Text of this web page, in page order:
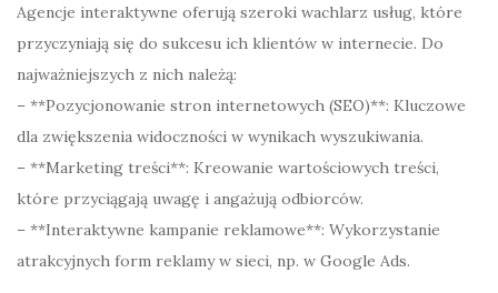
Agencje interaktywne oferują szeroki wachlarz usług, które
przyczyniają się do sukcesu ich klientów w internecie. Do
najważniejszych z nich należą:
– **Pozycjonowanie stron internetowych (SEO)**: Kluczowe
dla zwiększenia widoczności w wynikach wyszukiwania.
– **Marketing treści**: Kreowanie wartościowych treści,
które przyciągają uwagę i angażują odbiorców.
– **Interaktywne kampanie reklamowe**: Wykorzystanie
atrakcyjnych form reklamy w sieci, np. w Google Ads.